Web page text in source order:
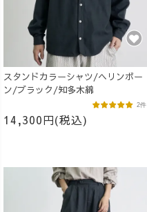
スタンドカラーシャツ/ヘリンボー
ン/ブラック/知多木綿
14,300円(税込)
2件